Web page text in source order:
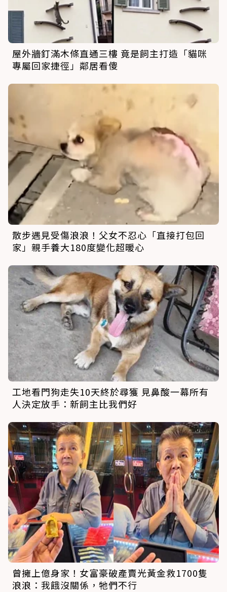
屋外牆釘滿木條直通三樓 竟是飼主打造「貓咪
專屬回家捷徑」鄰居看傻
散步遇見受傷浪浪！父女不忍心「直接打包回
家」親手養大180度變化超暖心
工地看門狗走失10天終於尋獲 見鼻酸一幕所有
人決定放手：新飼主比我們好
曾擁上億身家！女富豪破產賣光黃金救1700隻
浪浪：我餓沒關係，牠們不行